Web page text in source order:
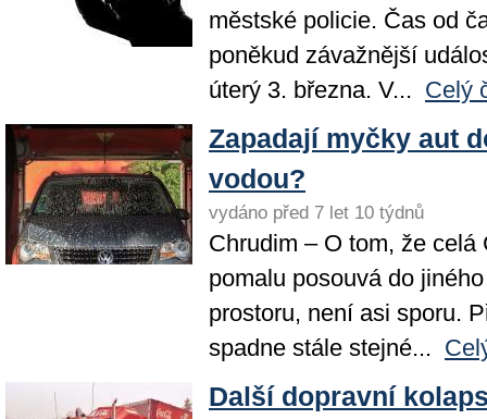
městské policie. Čas od
poněkud závažnější
úterý 3. března. V... Celý
Zapadají myčky aut
vodou?
vydáno před 7 let 10 týdnů
Chrudim – O tom, že celá
pomalu posouvá do
prostoru, není asi sporu.
spadne stále stejné...
Další dopravní